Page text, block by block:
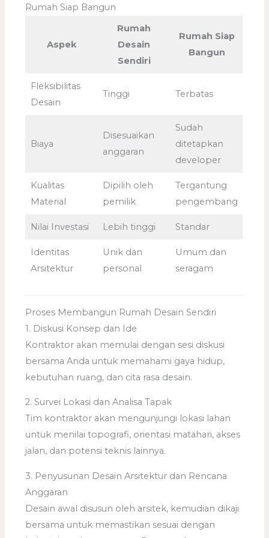
Rumah Siap Bangun
Aspek
Rumah
Desain
Sendiri
Rumah Siap
Bangun
Fleksibilitas
Desain
Tinggi Terbatas
Biaya
Disesuaikan
anggaran
Sudah
ditetapkan
developer
Kualitas
Material
Dipilih oleh
pemilik
Tergantung
pengembang
Nilai Investasi Lebih tinggi Standar
Identitas
Arsitektur
Unik dan
personal
Umum dan
seragam
Proses Membangun Rumah Desain Sendiri
1. Diskusi Konsep dan Ide
Kontraktor akan memulai dengan sesi diskusi
bersama Anda untuk memahami gaya hidup,
kebutuhan ruang, dan cita rasa desain.
2. Survei Lokasi dan Analisa Tapak
Tim kontraktor akan mengunjungi lokasi lahan
untuk menilai topografi, orientasi matahari, akses
jalan, dan potensi teknis lainnya.
3. Penyusunan Desain Arsitektur dan Rencana
Anggaran
Desain awal disusun oleh arsitek, kemudian dikaji
bersama untuk memastikan sesuai dengan